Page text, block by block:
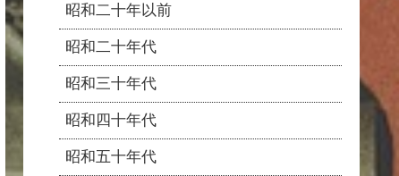
昭和二十年以前
昭和二十年代
昭和三十年代
昭和四十年代
昭和五十年代